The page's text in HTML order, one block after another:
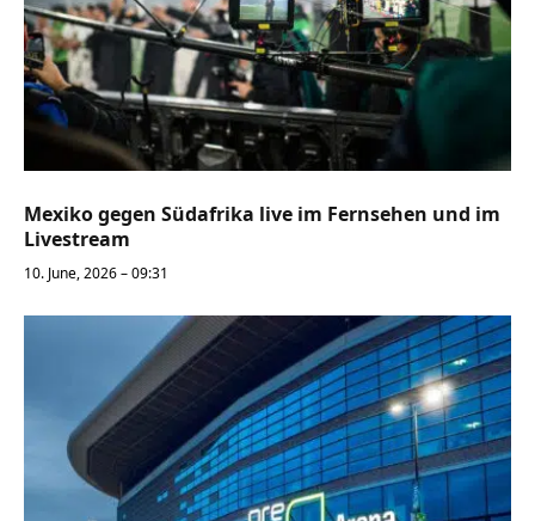
Mexiko gegen Südafrika live im Fernsehen und im
Livestream
10. June, 2026 – 09:31